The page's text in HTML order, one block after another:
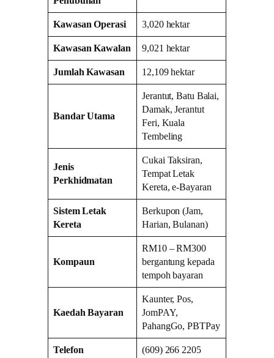
Kawasan Operasi 3,020 hektar
Kawasan Kawalan 9,021 hektar
Jumlah Kawasan 12,109 hektar
Bandar Utama
Jerantut, Batu Balai,
Damak, Jerantut
Feri, Kuala
Tembeling
Jenis
Perkhidmatan
Cukai Taksiran,
Tempat Letak
Kereta, e-Bayaran
Sistem Letak
Kereta
Berkupon (Jam,
Harian, Bulanan)
Kompaun
RM10 – RM300
bergantung kepada
tempoh bayaran
Kaedah Bayaran
Kaunter, Pos,
JomPAY,
PahangGo, PBTPay
Telefon (609) 266 2205